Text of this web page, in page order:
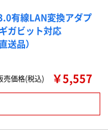
有線LAN変換アダプ
ガビット対応
送品）
売価格(税込) ￥5,557